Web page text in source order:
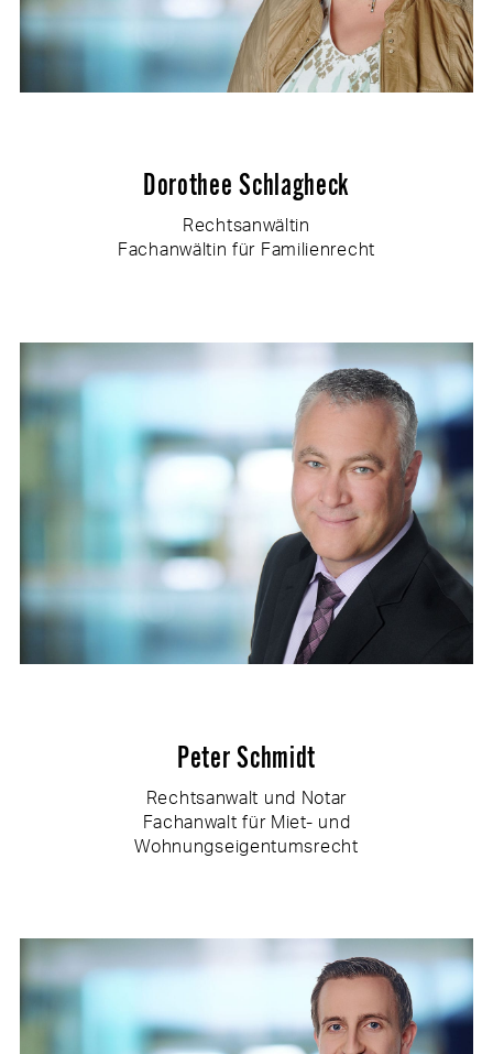
Dorothee Schlagheck
Rechtsanwältin
Fachanwältin für Familienrecht
Peter Schmidt
Rechtsanwalt und Notar
Fachanwalt für Miet- und
Wohnungseigentumsrecht